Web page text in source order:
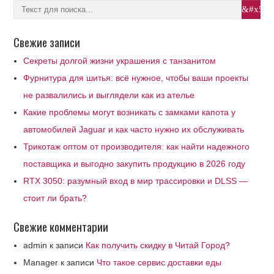
Свежие записи
Секреты долгой жизни украшения с танзанитом
Фурнитура для шитья: всё нужное, чтобы ваши проекты
не развалились и выглядели как из ателье
Какие проблемы могут возникать с замками капота у
автомобилей Jaguar и как часто нужно их обслуживать
Трикотаж оптом от производителя: как найти надежного
поставщика и выгодно закупить продукцию в 2026 году
RTX 3050: разумный вход в мир трассировки и DLSS —
стоит ли брать?
Свежие комментарии
admin к записи Как получить скидку в Читай Город?
Manager к записи Что такое сервис доставки еды